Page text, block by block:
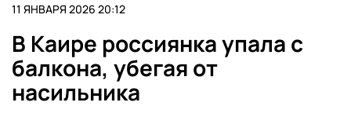
11 ЯНВАРЯ 2026 20:12
В Каире россиянка упала с
балкона, убегая от
насильника